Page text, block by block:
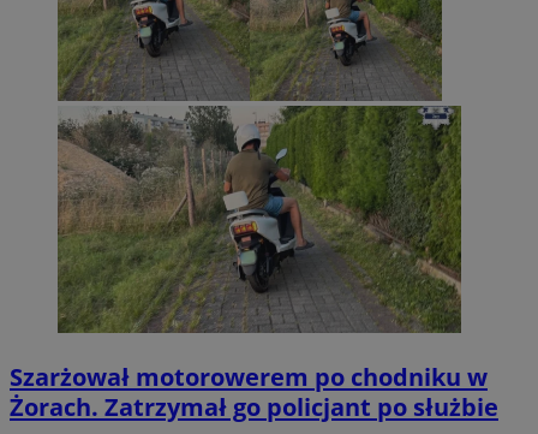
Szarżował motorowerem po chodniku w
Żorach. Zatrzymał go policjant po służbie